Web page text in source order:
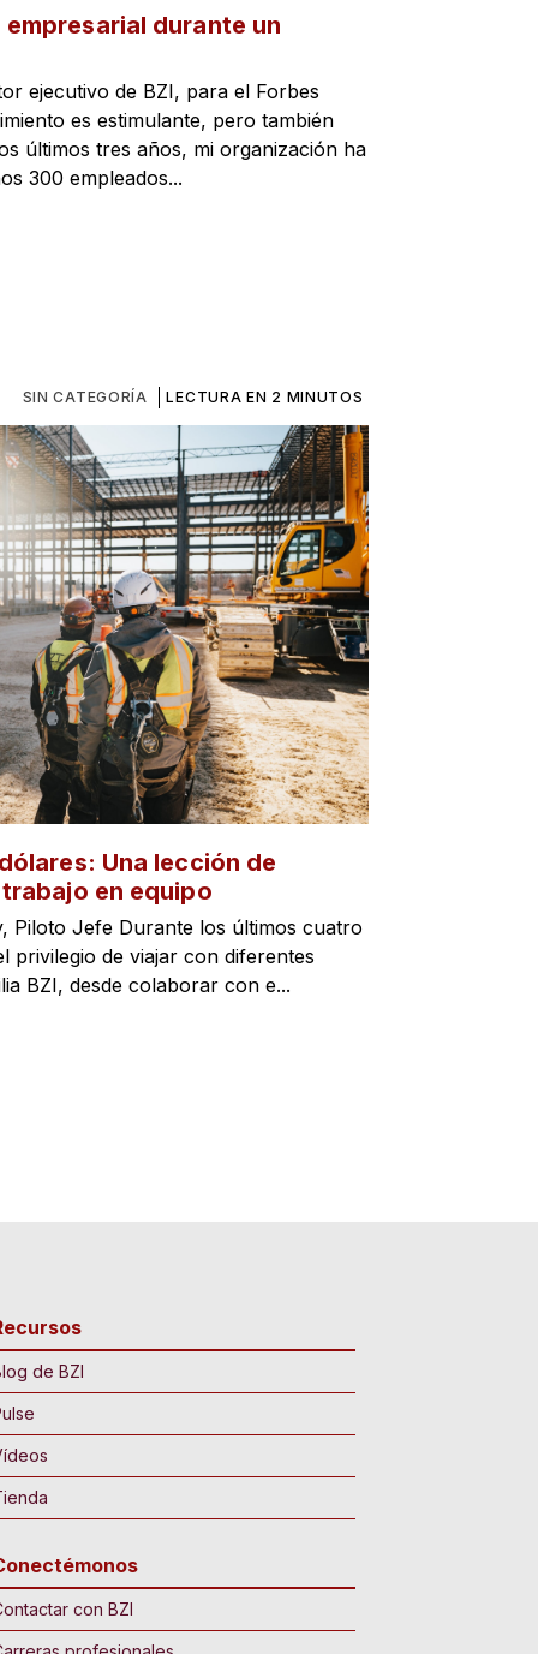
durante un
ejecutivo de BZI, para el Forbes
es estimulante, pero también
últimos tres años, mi organización ha
300 empleados...
SIN CATEGORÍA LECTURA EN 2 MINUTOS
Una lección de
en equipo
Piloto Jefe Durante los últimos cuatro
privilegio de viajar con diferentes
BZI, desde colaborar con e...
de BZI
con BZI